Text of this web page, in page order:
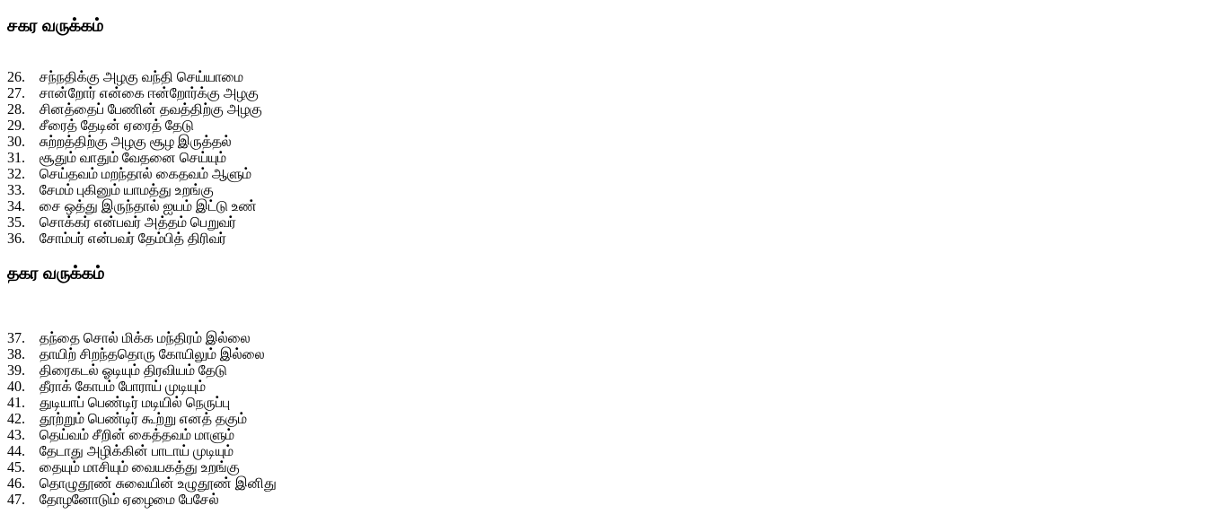
சகர வருக்கம்
26. சந்நதிக்கு அழகு வந்தி செய்யாமை
27. சான்றோர் என்கை ஈன்றோர்க்கு அழகு
28. சினத்தைப் பேணின் தவத்திற்கு அழகு
29. சீரைத் தேடின் ஏரைத் தேடு
30. சுற்றத்திற்கு அழகு சூழ இருத்தல்
31. சூதும் வாதும் வேதனை செய்யும்
32. செய்தவம் மறந்தால் கைதவம் ஆளும்
33. சேமம் புகினும் யாமத்து உறங்கு
34. சை ஒத்து இருந்தால் ஐயம் இட்டு உண்
35. சொக்கர் என்பவர் அத்தம் பெறுவர்
36. சோம்பர் என்பவர் தேம்பித் திரிவர்
தகர வருக்கம்
37. தந்தை சொல் மிக்க மந்திரம் இல்லை
38. தாயிற் சிறந்ததொரு கோயிலும் இல்லை
39. திரைகடல் ஓடியும் திரவியம் தேடு
40. தீராக் கோபம் போராய் முடியும்
41. துடியாப் பெண்டிர் மடியில் நெருப்பு
42. தூற்றும் பெண்டிர் கூற்று எனத் தகும்
43. தெய்வம் சீறின் கைத்தவம் மாளும்
44. தேடாது அழிக்கின் பாடாய் முடியும்
45. தையும் மாசியும் வையகத்து உறங்கு
46. தொழுதூண் சுவையின் உழுதூண் இனிது
47. தோழனோடும் ஏழைமை பேசேல்